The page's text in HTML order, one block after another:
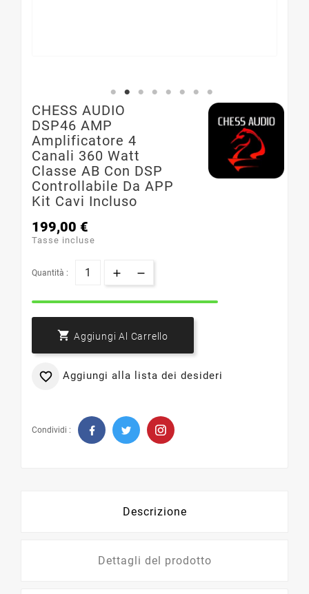
CHESS AUDIO
DSP46 AMP
Amplificatore 4
Canali 360 Watt
Classe AB Con DSP
Controllabile Da APP
Kit Cavi Incluso
199,00 €
Tasse incluse
Quantità :
 Aggiungi Al Carrello
 Aggiungi alla lista dei desideri
Condividi :
Descrizione
Dettagli del prodotto